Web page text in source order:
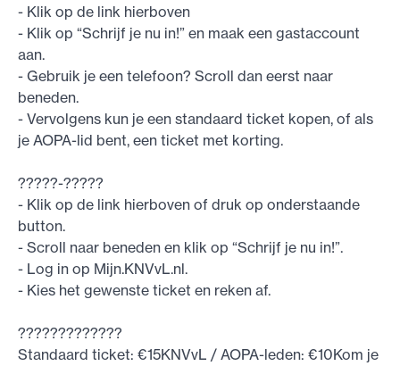
- Klik op de link hierboven
- Klik op “Schrijf je nu in!” en maak een gastaccount
aan.
- Gebruik je een telefoon? Scroll dan eerst naar
beneden.
- Vervolgens kun je een standaard ticket kopen, of als
je AOPA-lid bent, een ticket met korting.
?????-?????
- Klik op de link hierboven of druk op onderstaande
button.
- Scroll naar beneden en klik op “Schrijf je nu in!”.
- Log in op Mijn.KNVvL.nl.
- Kies het gewenste ticket en reken af.
?????????????
Standaard ticket: €15KNVvL / AOPA-leden: €10Kom je